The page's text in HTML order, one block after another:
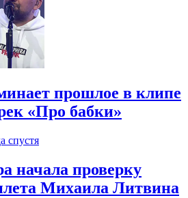
прошлое в клипе
«Про бабки»
спустя
начала проверку
Михаила Литвина